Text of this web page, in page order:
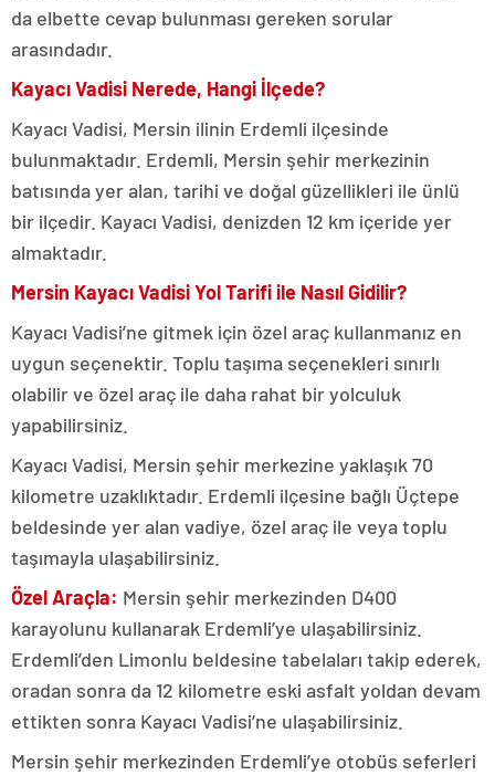
da elbette cevap bulunması gereken sorular
arasındadır.
Kayacı Vadisi Nerede, Hangi İlçede?
Kayacı Vadisi, Mersin ilinin Erdemli ilçesinde
bulunmaktadır. Erdemli, Mersin şehir merkezinin
batısında yer alan, tarihi ve doğal güzellikleri ile ünlü
bir ilçedir. Kayacı Vadisi, denizden 12 km içeride yer
almaktadır.
Mersin Kayacı Vadisi Yol Tarifi ile Nasıl Gidilir?
Kayacı Vadisi’ne gitmek için özel araç kullanmanız en
uygun seçenektir. Toplu taşıma seçenekleri sınırlı
olabilir ve özel araç ile daha rahat bir yolculuk
yapabilirsiniz.
Kayacı Vadisi, Mersin şehir merkezine yaklaşık 70
kilometre uzaklıktadır. Erdemli ilçesine bağlı Üçtepe
beldesinde yer alan vadiye, özel araç ile veya toplu
taşımayla ulaşabilirsiniz.
Özel Araçla: Mersin şehir merkezinden D400
karayolunu kullanarak Erdemli’ye ulaşabilirsiniz.
Erdemli’den Limonlu beldesine tabelaları takip ederek,
oradan sonra da 12 kilometre eski asfalt yoldan devam
ettikten sonra Kayacı Vadisi’ne ulaşabilirsiniz.
Mersin şehir merkezinden Erdemli’ye otobüs seferleri